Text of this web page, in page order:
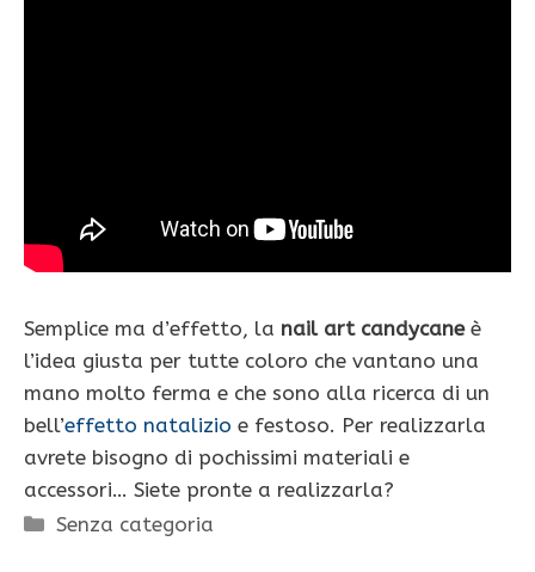
Semplice ma d’effetto, la nail art candycane è
l’idea giusta per tutte coloro che vantano una
mano molto ferma e che sono alla ricerca di un
bell’effetto natalizio e festoso. Per realizzarla
avrete bisogno di pochissimi materiali e
accessori… Siete pronte a realizzarla?
Categorie
Senza categoria